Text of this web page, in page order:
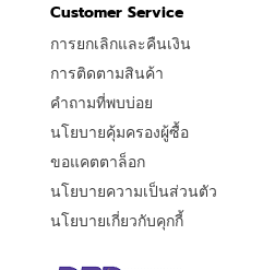
Customer Service
การยกเลิกและคืนเงิน
การติดตามสินค้า
คำถามที่พบบ่อย
นโยบายคุ้มครองผู้ซื้อ
ขอแคตตาล็อก
นโยบายความเป็นส่วนตัว
นโยบายเกี่ยวกับคุกกี้